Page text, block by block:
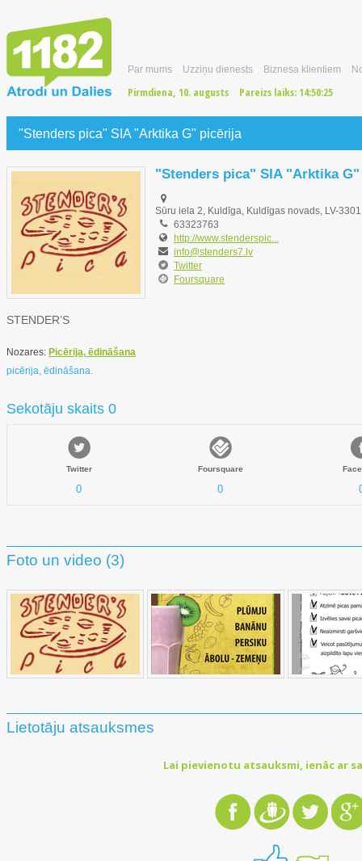
Par mums Uzziņu dienests Biznesa klientiem
Pirmdiena, 10. augusts Pareizs laiks: 14:50:26
"Stenders pica" SIA "Arktika G" picērija
"Stenders pica" SIA "Arktika
Sūru iela 2, Kuldīga, Kuldīgas novads, LV-3301
63323763
http://www.stenderspic...
info@stenders7.lv
Twitter
Foursquare
STENDER’S
Nozares: Picērija, ēdināšana
picērija, ēdināšana.
Sekotāju skaits 0
Twitter
0
Foursquare
0
Foto un video (3)
Lietotāju atsauksmes
Lai pievienotu atsauksmi, ienāc ar